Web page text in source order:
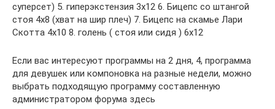
суперсет) 5. гиперэкстензия 3х12 6. Бицепс со штангой
стоя 4х8 (хват на шир плеч) 7. Бицепс на скамье Лари
Скотта 4х10 8. голень ( стоя или сидя ) 6х12
Если вас интересуют программы на 2 дня, 4, программа
для девушек или компоновка на разные недели, можно
выбрать подходящую программу составленную
администратором форума здесь